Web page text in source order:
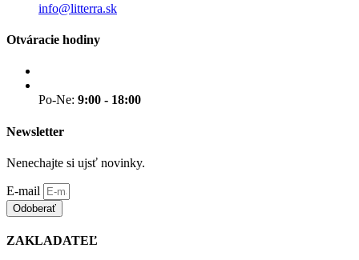
info@litterra.sk
Otváracie hodiny
Po-Ne: 9:00 - 18:00
Newsletter
Nenechajte si ujsť novinky.
E-mail
Odoberať
ZAKLADATEĽ